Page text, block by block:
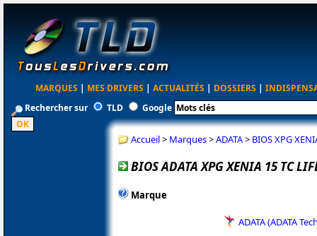
MARQUES | MES DRIVERS | ACTUALITÉS | DOSSIERS |
Rechercher sur
TLD Google
Accueil> Marques>ADATA> BIOS XPG
BIOS ADATA XPG XENIA 15 TC
Marque
ADATA (ADATA